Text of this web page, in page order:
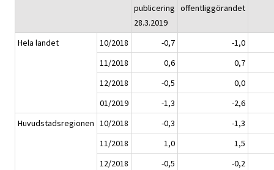
publicering
28.3.2019
offentliggörandet
Hela landet 10/2018 -0,7
-1,0
11/2018
0,6
0,7
12/2018
-0,5
0,0
01/2019
-1,3
-2,6
Huvudstadsregionen 10/2018 -0,3
-1,3
11/2018
1,0
1,5
12/2018
-0,5
-0,2